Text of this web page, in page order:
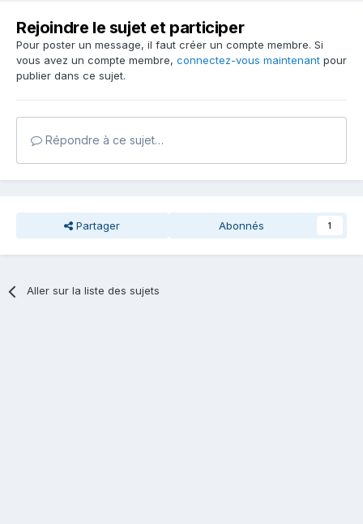
Rejoindre le sujet et participer
Pour poster un message, il faut créer un compte membre. Si
vous avez un compte membre, connectez-vous maintenant pour
publier dans ce sujet.
Répondre à ce sujet…
Partager Abonnés 1
Aller sur la liste des sujets